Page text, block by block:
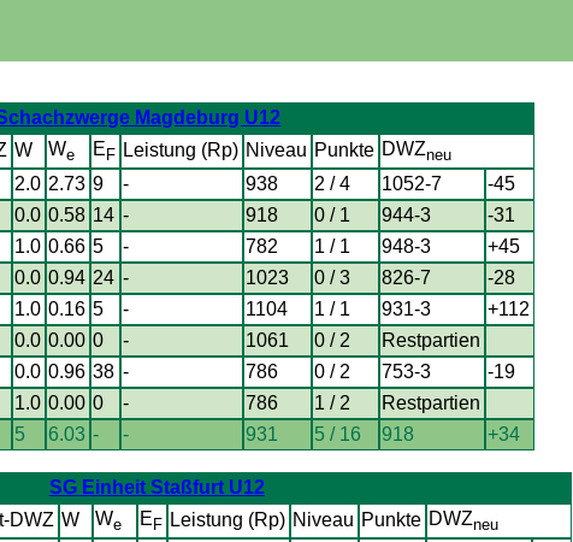
Magdeburg U12
W We E F Leistung (Rp) Niveau Punkte DWZneu
2.0 2.73 9 - 938 2 / 4 1052-7
-45
0.0 0.58 14 - 918 0 / 1 944-3
-31
1.0 0.66 5 - 782 1 / 1 948-3
+45
0.0 0.94 24 - 1023 0 / 3 826-7
-28
1.0 0.16 5 - 1104 1 / 1 931-3
+112
0.0 0.00 0 - 1061 0 / 2
Restpartien
0.0 0.96 38 - 786 0 / 2 753-3
-19
1.0 0.00 0 - 786 1 / 2
Restpartien
5 6.03 - - 931 5 / 16 918 +34
SG Einheit Staßfurt U12
DWZ W We E F Leistung (Rp) Niveau Punkte DWZneu